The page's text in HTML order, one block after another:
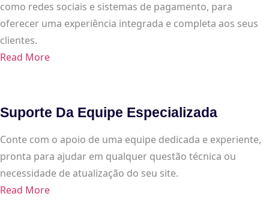
como redes sociais e sistemas de pagamento, para
oferecer uma experiência integrada e completa aos seus
clientes.
Read More
Suporte Da Equipe Especializada
Conte com o apoio de uma equipe dedicada e experiente,
pronta para ajudar em qualquer questão técnica ou
necessidade de atualização do seu site.
Read More